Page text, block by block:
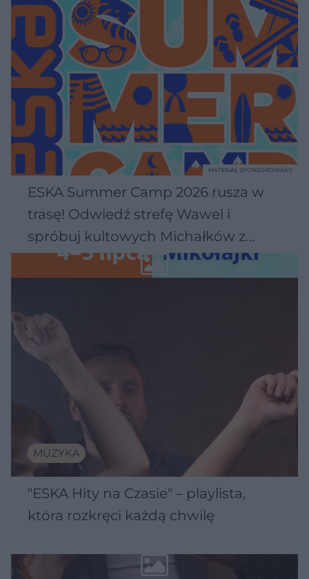
ESKA Summer Camp 2026 rusza w
trasę! Odwiedź strefę Wawel i
spróbuj kultowych Michałków z
Wawelu
MATERIAŁ SPONSOROWANY
MUZYKA
"ESKA Hity na Czasie" – playlista,
która rozkręci każdą chwilę